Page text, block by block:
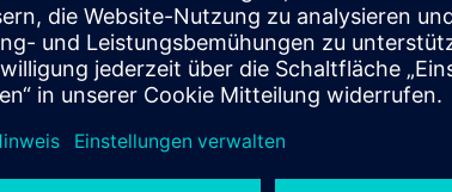
von eichfähigen Waagen
Planung